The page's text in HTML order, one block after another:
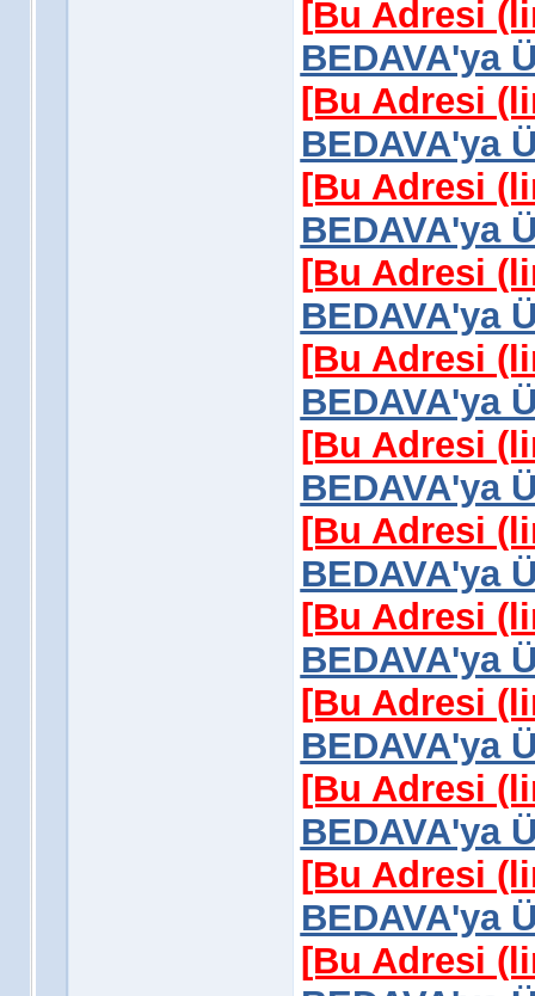
[Bu Adresi
BEDAVA'ya
[Bu Adresi
BEDAVA'ya
[Bu Adresi
BEDAVA'ya
[Bu Adresi
BEDAVA'ya
[Bu Adresi
BEDAVA'ya
[Bu Adresi
BEDAVA'ya
[Bu Adresi
BEDAVA'ya
[Bu Adresi
BEDAVA'ya
[Bu Adresi
BEDAVA'ya
[Bu Adresi
BEDAVA'ya
[Bu Adresi
BEDAVA'ya
[Bu Adresi